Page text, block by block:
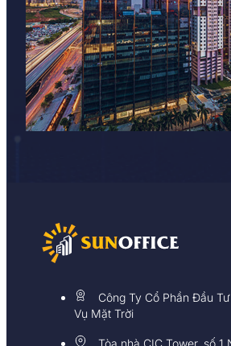
Công Ty Cổ Phần Đầu
Vụ Mặt Trời
Tòa nhà CIC Tower, số 1